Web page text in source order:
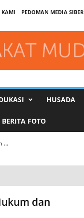
KAMI
PEDOMAN MEDIA SIBER
HUSADA
BERITA FOTO
dan